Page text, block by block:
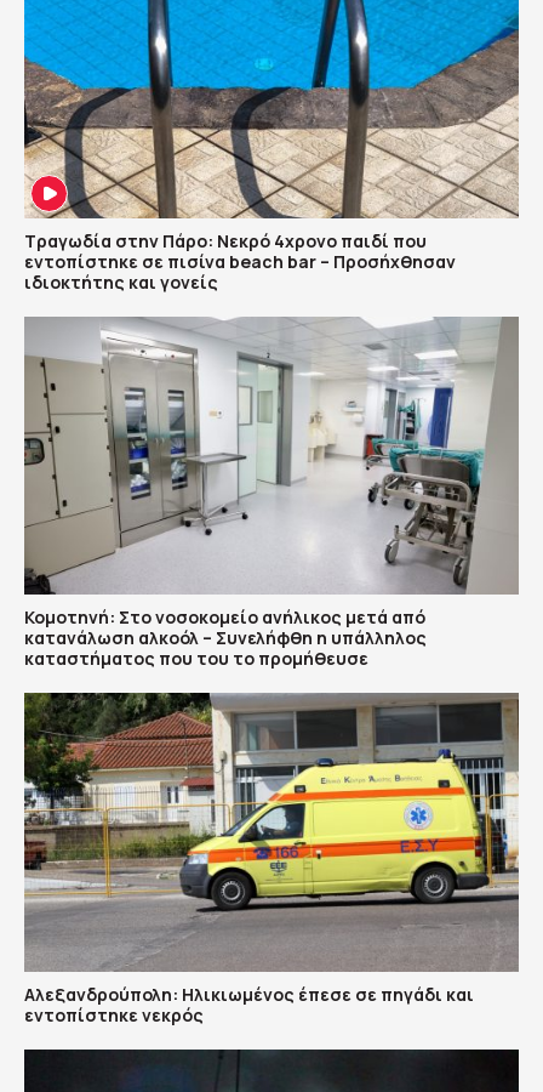
Τραγωδία στην Πάρο: Νεκρό 4χρονο παιδί που
εντοπίστηκε σε πισίνα beach bar – Προσήχθησαν
ιδιοκτήτης και γονείς
Κομοτηνή: Στο νοσοκομείο ανήλικος μετά από
κατανάλωση αλκοόλ – Συνελήφθη η υπάλληλος
καταστήματος που του το προμήθευσε
Αλεξανδρούπολη: Ηλικιωμένος έπεσε σε πηγάδι και
εντοπίστηκε νεκρός